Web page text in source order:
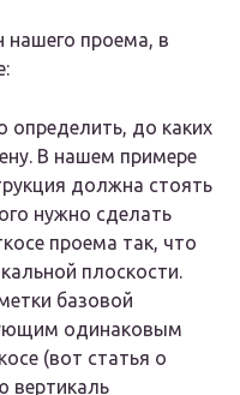
нашего проема, в
до каких
В нашем примере
должна стоять
нужно сделать
проема так, что
плоскости.
базовой
одинаковым
(вот статья о
вертикаль